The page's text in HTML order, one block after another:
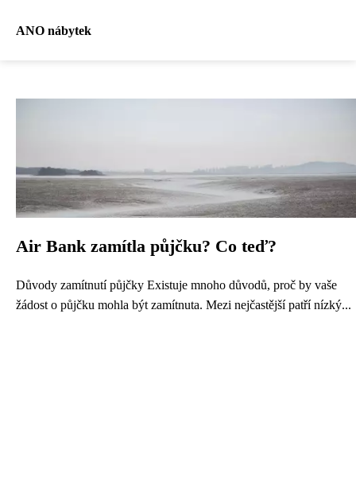
ANO nábytek
Air Bank zamítla půjčku? Co teď?
Důvody zamítnutí půjčky Existuje mnoho důvodů, proč by vaše
žádost o půjčku mohla být zamítnuta. Mezi nejčastější patří nízký...